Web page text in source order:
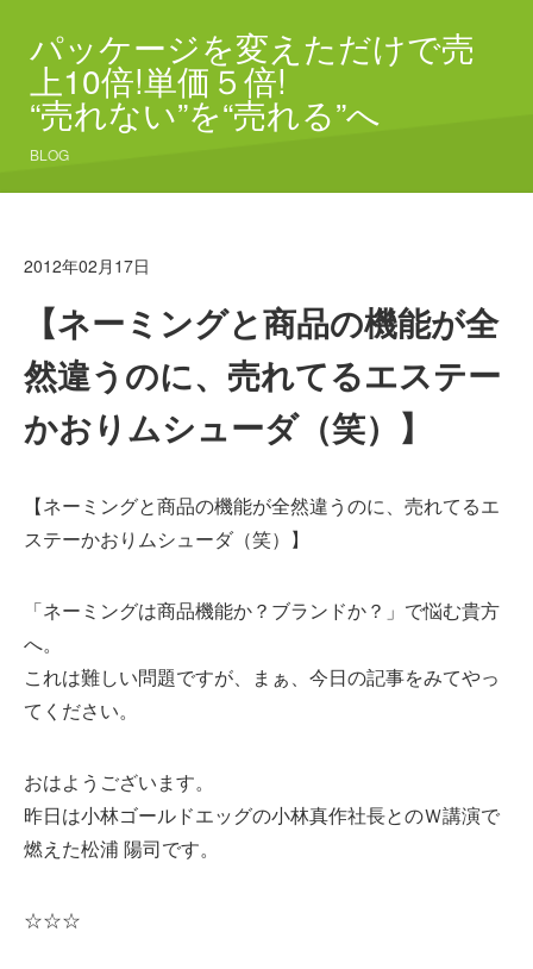
パッケージを変えただけで売
上10倍!単価５倍!
“売れない”を“売れる”へ
BLOG
2012年02月17日
【ネーミングと商品の機能が全
然違うのに、売れてるエステー
かおりムシューダ（笑）】
【ネーミングと商品の機能が全然違うのに、売れてるエ
ステーかおりムシューダ（笑）】
「ネーミングは商品機能か？ブランドか？」で悩む貴方
へ。
これは難しい問題ですが、まぁ、今日の記事をみてやっ
てください。
おはようございます。
昨日は小林ゴールドエッグの小林真作社長とのＷ講演で
燃えた松浦 陽司です。
☆☆☆